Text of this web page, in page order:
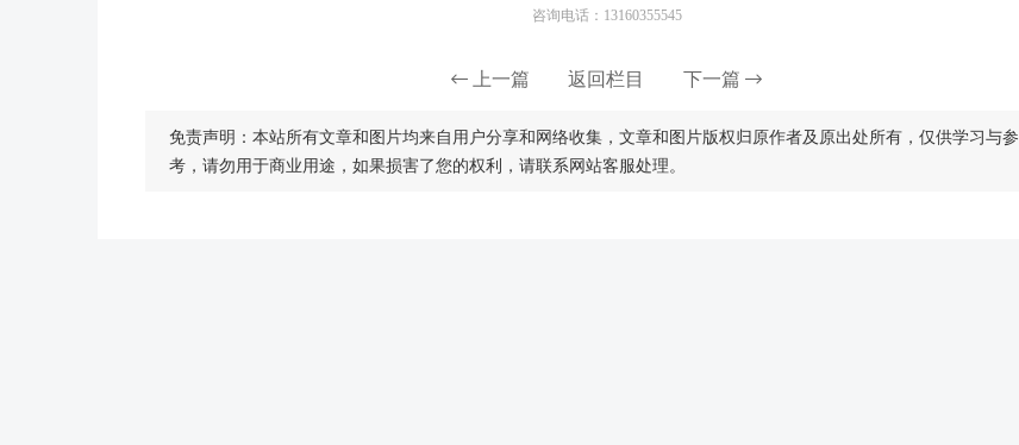
咨询电话：13160355545
上一篇 返回栏目 下一篇
免责声明：本站所有文章和图片均来自用户分享和网络收集，文章和图片版权归原作者及原出处所有，仅供学习与参
考，请勿用于商业用途，如果损害了您的权利，请联系网站客服处理。